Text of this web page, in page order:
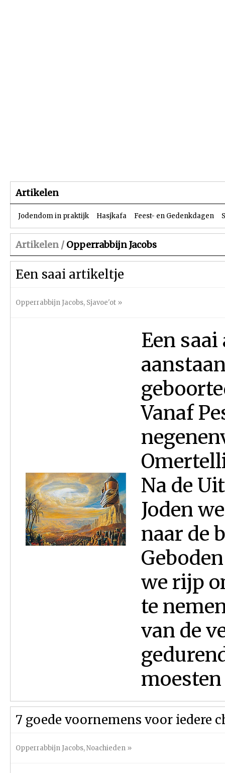
Artikelen
Jodendom in praktijk Hasjkafa Feest- en Gedenkdagen
Artikelen / Opperrabbijn Jacobs
Een saai artikeltje
Opperrabbijn Jacobs, Sjavoe'ot »
Een
Vanaf
Na de
Joden
naar de
we rijp
te
van de
moesten
7 goede voornemens voor iedere
Opperrabbijn Jacobs,Noachieden »